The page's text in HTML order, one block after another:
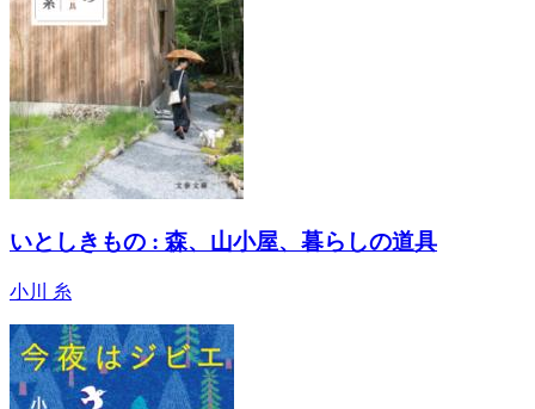
いとしきもの : 森、山小屋、暮らしの道具
小川 糸